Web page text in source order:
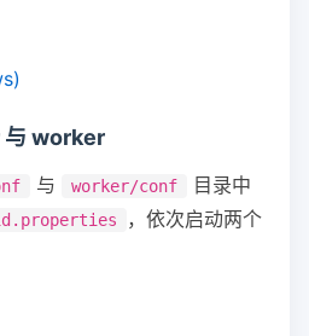
与 worker
与 worker/conf
目录中
，依次启动两个